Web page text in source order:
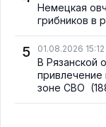
Немецкая
грибников в
5 01.08.2026 15:12
В Рязанской
привлечение
зоне СВО